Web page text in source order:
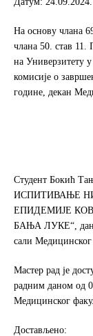
o
k
На основу члана
чланa 50. став 11.
на Универзитету
комисије о
године, декан
Студент Бокић
ИСПИТИВАЊЕ
ЕПИДЕМИЈЕ
БАЊА ЛУКЕ“, дана
сали Медицинског
Мастер рад је
радним даном од
Медицинског